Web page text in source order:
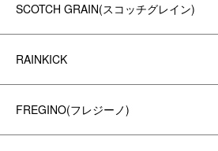
SCOTCH GRAIN(スコッチグレイン)
RAINKICK
FREGINO(フレジーノ)